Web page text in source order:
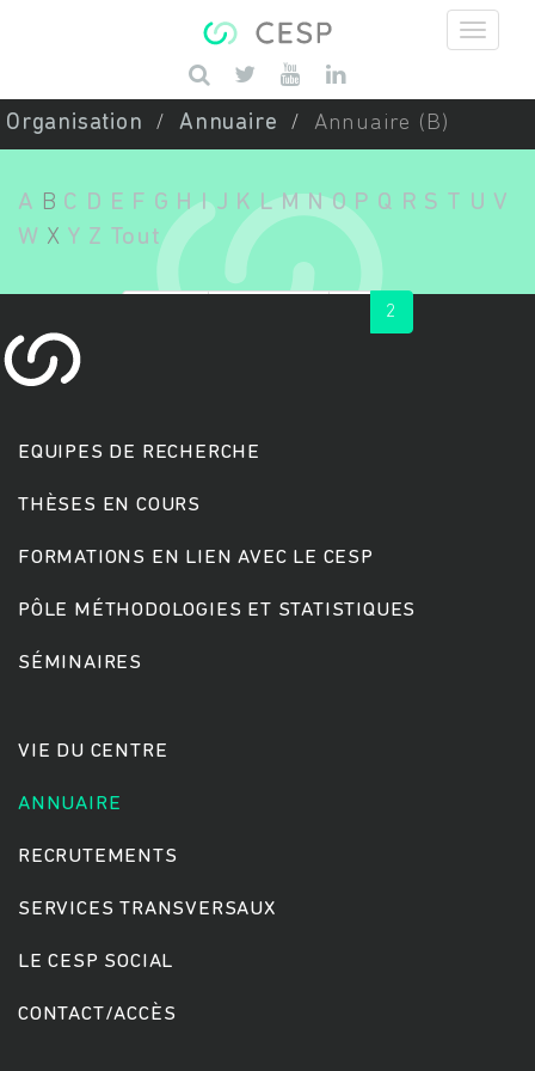
Saisissez vos mots-clés
Organisation Annuaire Annuaire (B)
A B C D E F G H I J K L M N O P Q R S T U V
W X Y Z Tout
2
EQUIPES DE RECHERCHE
THÈSES EN COURS
FORMATIONS EN LIEN AVEC LE CESP
PÔLE MÉTHODOLOGIES ET STATISTIQUES
SÉMINAIRES
VIE DU CENTRE
ANNUAIRE
RECRUTEMENTS
SERVICES TRANSVERSAUX
LE CESP SOCIAL
CONTACT/ACCÈS